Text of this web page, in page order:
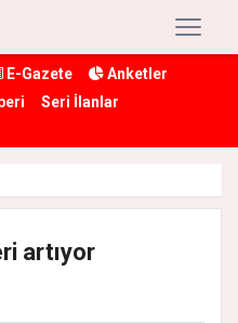
E-Gazete
Anketler
Seri İlanlar
artıyor